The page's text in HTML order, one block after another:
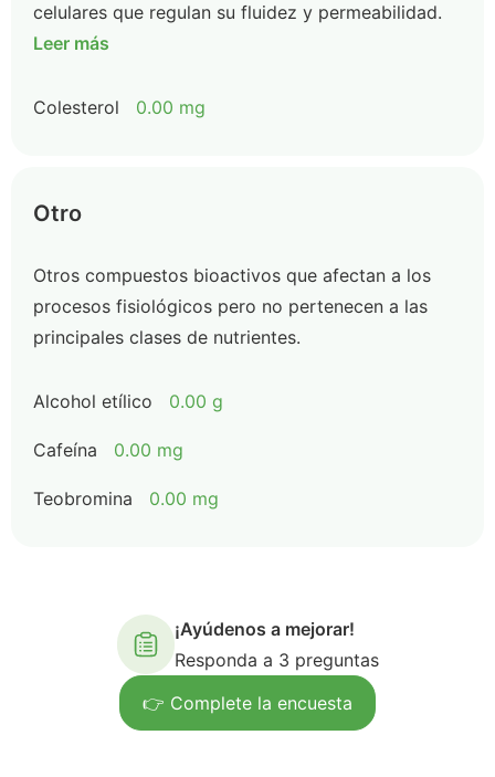
celulares que regulan su fluidez y permeabilidad.
Leer más
Colesterol 0.00 mg
Otro
Otros compuestos bioactivos que afectan a los
procesos fisiológicos pero no pertenecen a las
principales clases de nutrientes.
Alcohol etílico 0.00 g
Cafeína 0.00 mg
Teobromina 0.00 mg
¡Ayúdenos a mejorar!
Responda a 3 preguntas
👉 Complete la encuesta